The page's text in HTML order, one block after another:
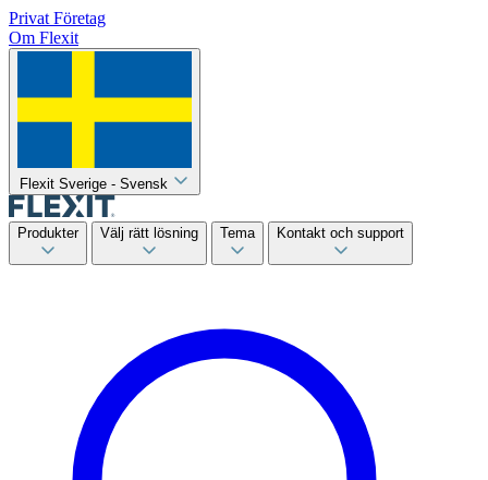
Privat Företag
Om Flexit
Flexit Sverige - Svensk
Produkter Välj rätt lösning Tema Kontakt och support